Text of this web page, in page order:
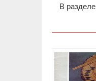
В разделе